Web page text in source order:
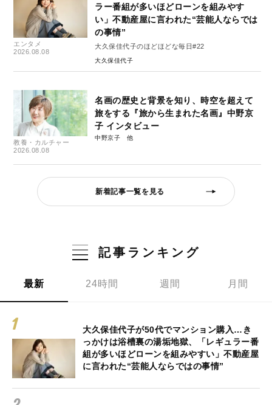
エンタメ
2026.08.08
ラー番組が多いほどローンを組みやす
い」不動産屋に言われた“芸能人ならでは
の事情”
大久保佳代子のほどほどな毎日#22
大久保佳代子
教養・カルチャー
2026.08.08
名画の歴史と背景を知り、時空を超えて
旅をする『旅から生まれた名画』中野京
子 インタビュー
中野京子
新着記事一覧を見る
記事ランキング
最新 24時間 週間 月間
大久保佳代子が50代でマンション購入…き
っかけは浴槽裏の湯垢地獄、「レギュラー番
組が多いほどローンを組みやすい」不動産屋
に言われた“芸能人ならではの事情”